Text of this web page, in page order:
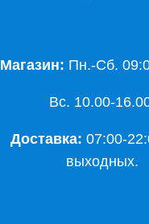
Магазин: Пн.-Сб.
Вс. 10.00-
Доставка: 07:00-
выходных.